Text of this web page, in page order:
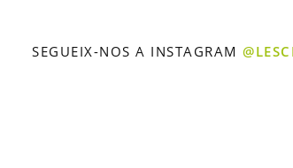
SEGUEIX-NOS A INSTAGRAM